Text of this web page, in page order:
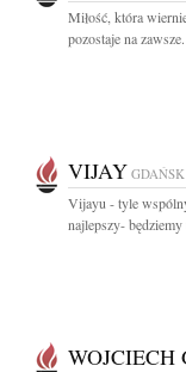
Miłość, która
pozostaje na
VIJAY GDAŃSK
Vijayu - tyle
najlepszy-
WOJCIECH